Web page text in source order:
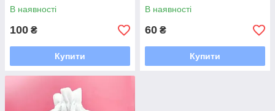
В наявності
100 ₴
Купити
В наявності
60 ₴
Купити